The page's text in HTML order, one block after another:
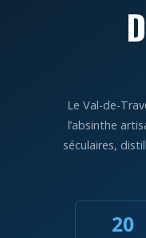
Le Val-de-
l’absinthe
séculaires,
20